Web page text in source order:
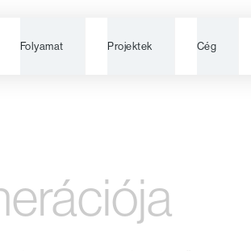
Folyamat Projektek Cég